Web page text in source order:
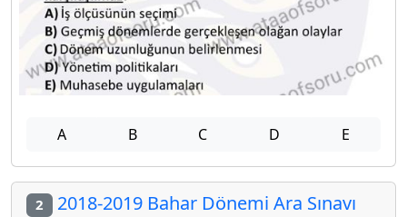
A B C D E
2 2018-2019 Bahar Dönemi Ara Sınavı